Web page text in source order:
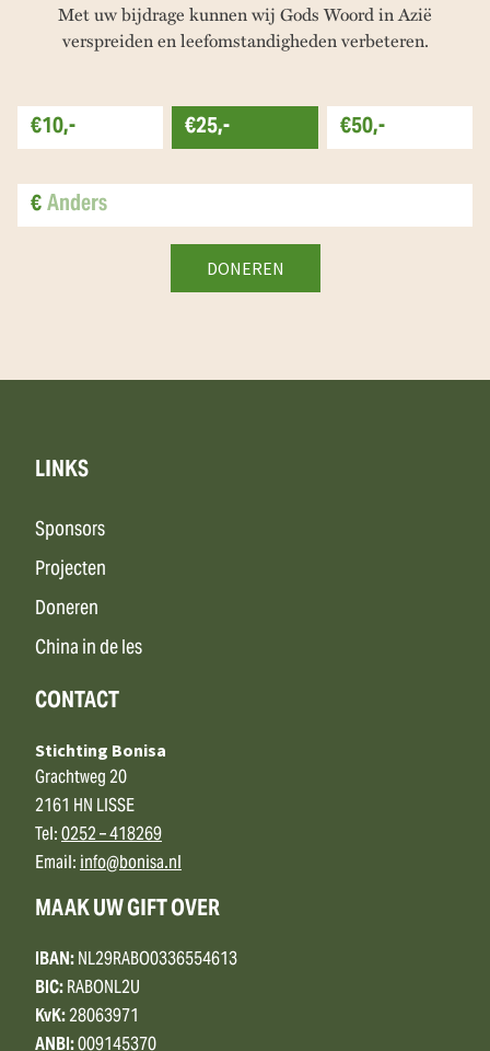
Met uw bijdrage kunnen wij Gods Woord in Azië
verspreiden en leefomstandigheden verbeteren.
€10,- €25,-
€50,-
€
LINKS
Sponsors
Projecten
Doneren
China in de les
CONTACT
Stichting Bonisa
Grachtweg 20
2161 HN LISSE
Tel:0252 – 418269
Email:info@bonisa.nl
MAAK UW GIFT OVER
IBAN:NL29RABO0336554613
BIC:RABONL2U
KvK:28063971